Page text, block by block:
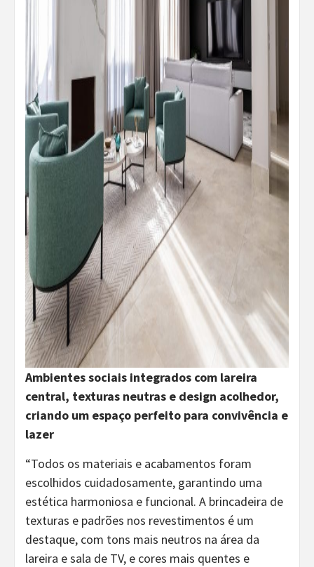
Ambientes sociais integrados com lareira
central, texturas neutras e design acolhedor,
criando um espaço perfeito para convivência e
lazer
“Todos os materiais e acabamentos foram
escolhidos cuidadosamente, garantindo uma
estética harmoniosa e funcional. A brincadeira de
texturas e padrões nos revestimentos é um
destaque, com tons mais neutros na área da
lareira e sala de TV, e cores mais quentes e